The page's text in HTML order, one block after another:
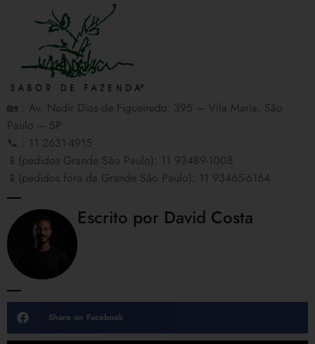
🏡 : Av. Nadir Dias de Figueiredo, 395 – Vila Maria, São
Paulo – SP
📞 : 11 2631-4915
📱(pedidos Grande São Paulo): 11 93489-1008
📱(pedidos fora da Grande São Paulo): 11 93465-6164
Escrito por David Costa
Share on Facebook